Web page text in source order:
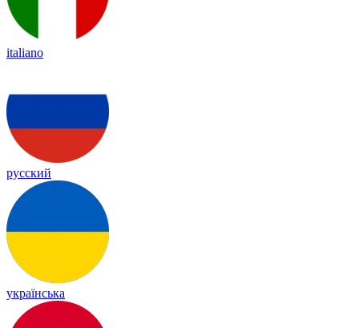
italiano
русский
українська